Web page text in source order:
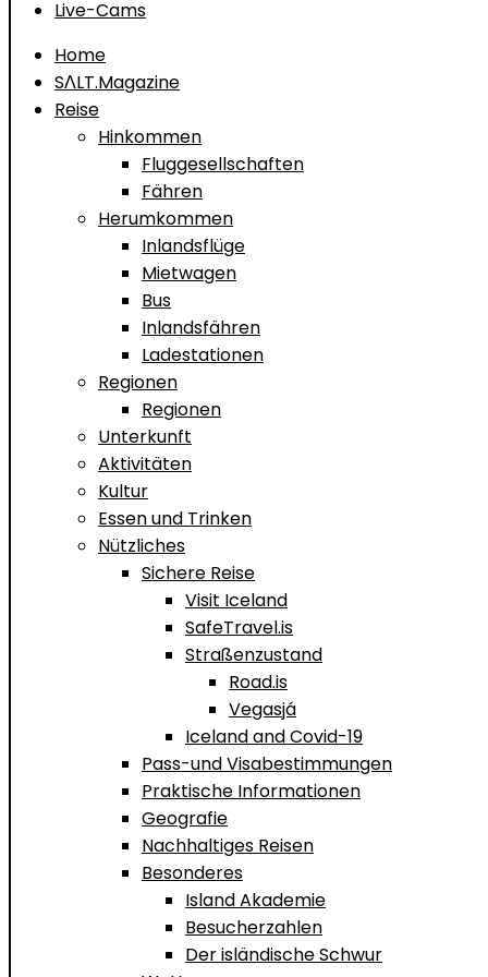
Live-Cams
Home
SΛLT.Magazine
Reise
Hinkommen
Fluggesellschaften
Fähren
Herumkommen
Inlandsflüge
Mietwagen
Bus
Inlandsfähren
Ladestationen
Regionen
Regionen
Unterkunft
Aktivitäten
Kultur
Essen und Trinken
Nützliches
Sichere Reise
Visit Iceland
SafeTravel.is
Straßenzustand
Road.is
Vegasjá
Iceland and Covid-19
Pass-und Visabestimmungen
Praktische Informationen
Geografie
Nachhaltiges Reisen
Besonderes
Island Akademie
Besucherzahlen
Der isländische Schwur